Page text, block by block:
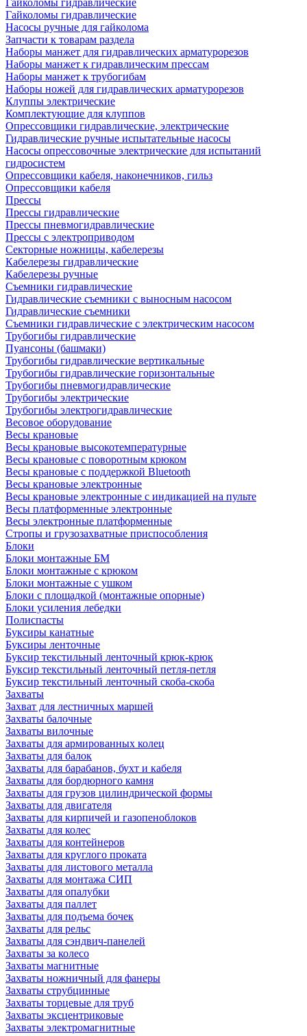
Гайколомы гидравлические
Гайколомы гидравлические
Насосы ручные для гайколома
Запчасти к товарам раздела
Наборы манжет для гидравлических арматурорезов
Наборы манжет к гидравлическим прессам
Наборы манжет к трубогибам
Наборы ножей для гидравлических арматурорезов
Клуппы электрические
Комплектующие для клуппов
Опрессовщики гидравлические, электрические
Гидравлические ручные испытательные насосы
Насосы опрессовочные электрические для испытаний
гидросистем
Опрессовщики кабеля, наконечников, гильз
Опрессовщики кабеля
Прессы
Прессы гидравлические
Прессы пневмогидравлические
Прессы с электроприводом
Секторные ножницы, кабелерезы
Кабелерезы гидравлические
Кабелерезы ручные
Съемники гидравлические
Гидравлические cъемники с выносным насосом
Гидравлические съемники
Съемники гидравлические с электрическим насосом
Трубогибы гидравлические
Пуансоны (башмаки)
Трубогибы гидравлические вертикальные
Трубогибы гидравлические горизонтальные
Трубогибы пневмогидравлические
Трубогибы электрические
Трубогибы электрогидравлические
Весовое оборудование
Весы крановые
Весы крановые высокотемпературные
Весы крановые с поворотным крюком
Весы крановые с поддержкой Bluetooth
Весы крановые электронные
Весы крановые электронные с индикацией на пульте
Весы платформенные электронные
Весы электронные платформенные
Стропы и грузозахватные приспособления
Блоки
Блоки монтажные БМ
Блоки монтажные с крюком
Блоки монтажные с ушком
Блоки с площадкой (монтажные опорные)
Блоки усиления лебедки
Полиспасты
Буксиры канатные
Буксиры ленточные
Буксир текстильный ленточный крюк-крюк
Буксир текстильный ленточный петля-петля
Буксир текстильный ленточный скоба-скоба
Захваты
Захват для лестничных маршей
Захваты балочные
Захваты вилочные
Захваты для армированных колец
Захваты для балок
Захваты для барабанов, бухт и кабеля
Захваты для бордюрного камня
Захваты для грузов цилиндрической формы
Захваты для двигателя
Захваты для кирпичей и газопеноблоков
Захваты для колес
Захваты для контейнеров
Захваты для круглого проката
Захваты для листового металла
Захваты для монтажа СИП
Захваты для опалубки
Захваты для паллет
Захваты для подъема бочек
Захваты для рельс
Захваты для сэндвич-панелей
Захваты за колесо
Захваты магнитные
Захваты ножничный для фанеры
Захваты струбцинные
Захваты торцевые для труб
Захваты эксцентриковые
Захваты электромагнитные